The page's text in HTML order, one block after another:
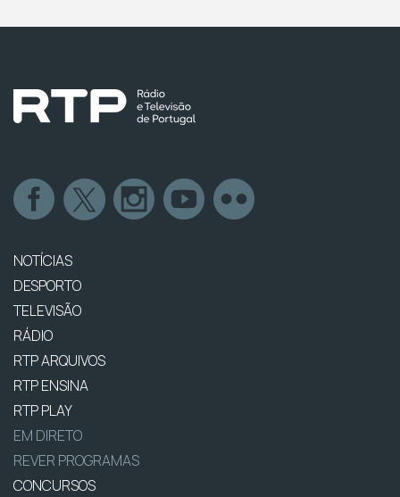
NOTÍCIAS
DESPORTO
TELEVISÃO
RÁDIO
RTP ARQUIVOS
RTP ENSINA
RTP PLAY
EM DIRETO
REVER PROGRAMAS
CONCURSOS